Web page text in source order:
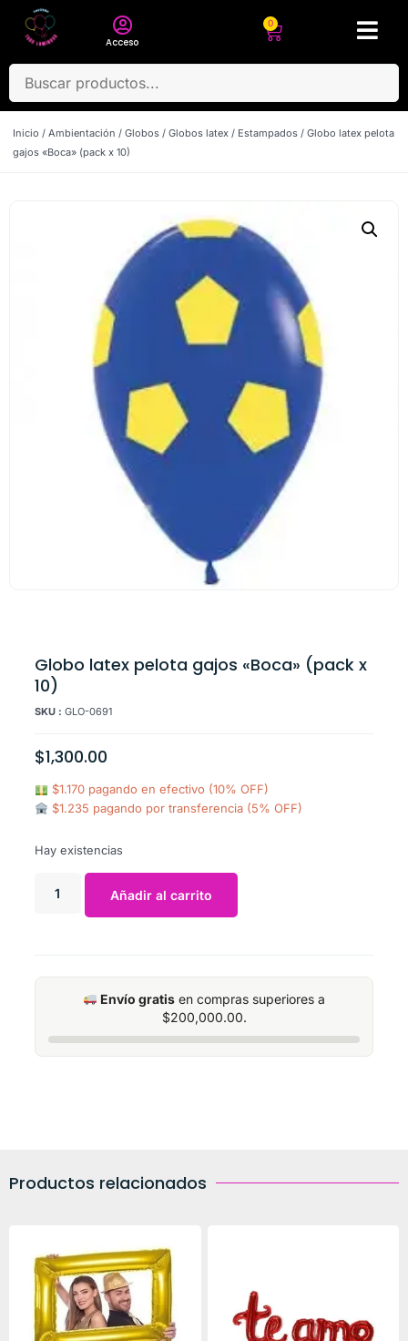
Acceso
0
Inicio / Ambientación / Globos / Globos latex / Estampados / Globo latex pelota
gajos «Boca» (pack x 10)
Globo latex pelota gajos «Boca» (pack x
10)
SKU : GLO-0691
$1,300.00
$1.170 pagando en efectivo (10% OFF)
$1.235 pagando por transferencia (5% OFF)
Hay existencias
Añadir al carrito
Envío gratis en compras superiores a
$200,000.00.
Productos relacionados